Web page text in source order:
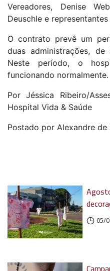
Vereadores, Denise
Deuschle e
O contrato prevê um
duas administrações,
Neste período, o
funcionando normalmente.
Por Jéssica Ribeiro/
Hospital Vida & Saúde
Postado por Alexandre
05/